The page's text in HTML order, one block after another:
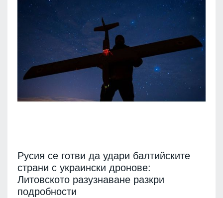
Русия се готви да удари балтийските
страни с украински дронове:
Литовското разузнаване разкри
подробности